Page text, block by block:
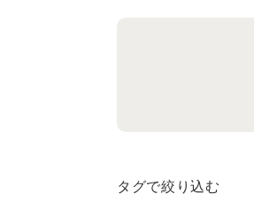
タグで絞り込む